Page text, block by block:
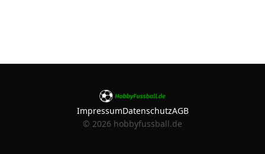
ImpressumDatenschutzAGB
© 2026 hobbyfussball.de